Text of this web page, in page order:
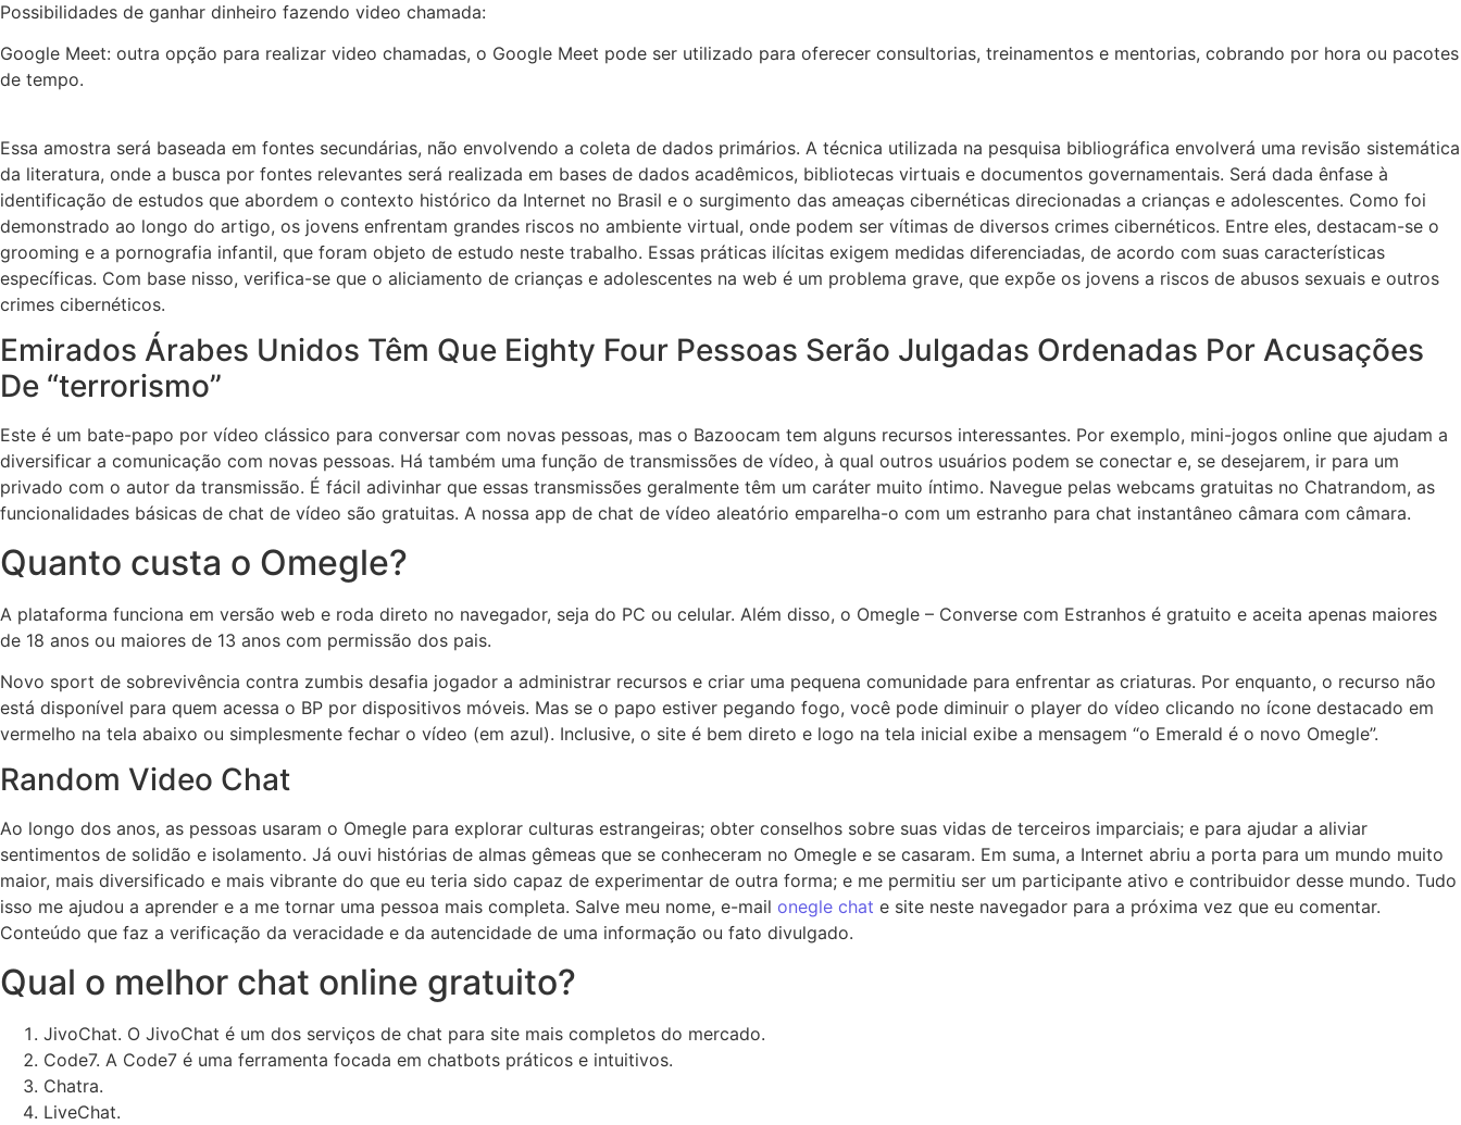
Possibilidades de ganhar dinheiro fazendo video chamada:
Google Meet: outra opção para realizar video chamadas, o Google Meet pode ser utilizado para oferecer consultorias, treinamentos e mentorias, cobrando por hora ou pacotes
de tempo.
Essa amostra será baseada em fontes secundárias, não envolvendo a coleta de dados primários. A técnica utilizada na pesquisa bibliográfica envolverá uma revisão sistemática
da literatura, onde a busca por fontes relevantes será realizada em bases de dados acadêmicos, bibliotecas virtuais e documentos governamentais. Será dada ênfase à
identificação de estudos que abordem o contexto histórico da Internet no Brasil e o surgimento das ameaças cibernéticas direcionadas a crianças e adolescentes. Como foi
demonstrado ao longo do artigo, os jovens enfrentam grandes riscos no ambiente virtual, onde podem ser vítimas de diversos crimes cibernéticos. Entre eles, destacam-se o
grooming e a pornografia infantil, que foram objeto de estudo neste trabalho. Essas práticas ilícitas exigem medidas diferenciadas, de acordo com suas características
específicas. Com base nisso, verifica-se que o aliciamento de crianças e adolescentes na web é um problema grave, que expõe os jovens a riscos de abusos sexuais e outros
crimes cibernéticos.
Emirados Árabes Unidos Têm Que Eighty Four Pessoas Serão Julgadas Ordenadas Por Acusações
De “terrorismo”
Este é um bate-papo por vídeo clássico para conversar com novas pessoas, mas o Bazoocam tem alguns recursos interessantes. Por exemplo, mini-jogos online que ajudam a
diversificar a comunicação com novas pessoas. Há também uma função de transmissões de vídeo, à qual outros usuários podem se conectar e, se desejarem, ir para um
privado com o autor da transmissão. É fácil adivinhar que essas transmissões geralmente têm um caráter muito íntimo. Navegue pelas webcams gratuitas no Chatrandom, as
funcionalidades básicas de chat de vídeo são gratuitas. A nossa app de chat de vídeo aleatório emparelha-o com um estranho para chat instantâneo câmara com câmara.
Quanto custa o Omegle?
A plataforma funciona em versão web e roda direto no navegador, seja do PC ou celular. Além disso, o Omegle – Converse com Estranhos é gratuito e aceita apenas maiores
de 18 anos ou maiores de 13 anos com permissão dos pais.
Novo sport de sobrevivência contra zumbis desafia jogador a administrar recursos e criar uma pequena comunidade para enfrentar as criaturas. Por enquanto, o recurso não
está disponível para quem acessa o BP por dispositivos móveis. Mas se o papo estiver pegando fogo, você pode diminuir o player do vídeo clicando no ícone destacado em
vermelho na tela abaixo ou simplesmente fechar o vídeo (em azul). Inclusive, o site é bem direto e logo na tela inicial exibe a mensagem “o Emerald é o novo Omegle”.
Random Video Chat
Ao longo dos anos, as pessoas usaram o Omegle para explorar culturas estrangeiras; obter conselhos sobre suas vidas de terceiros imparciais; e para ajudar a aliviar
sentimentos de solidão e isolamento. Já ouvi histórias de almas gêmeas que se conheceram no Omegle e se casaram. Em suma, a Internet abriu a porta para um mundo muito
maior, mais diversificado e mais vibrante do que eu teria sido capaz de experimentar de outra forma; e me permitiu ser um participante ativo e contribuidor desse mundo. Tudo
isso me ajudou a aprender e a me tornar uma pessoa mais completa. Salve meu nome, e-mail onegle chat e site neste navegador para a próxima vez que eu comentar.
Conteúdo que faz a verificação da veracidade e da autencidade de uma informação ou fato divulgado.
Qual o melhor chat online gratuito?
JivoChat. O JivoChat é um dos serviços de chat para site mais completos do mercado.
Code7. A Code7 é uma ferramenta focada em chatbots práticos e intuitivos.
Chatra.
LiveChat.